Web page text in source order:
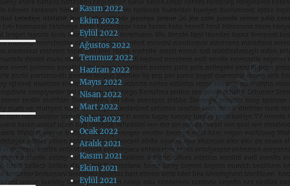
Kasım 2022
Ekim 2022
Eylül 2022
Ağustos 2022
Temmuz 2022
Haziran 2022
Mayıs 2022
Nisan 2022
Mart 2022
Şubat 2022
Ocak 2022
Aralık 2021
Kasım 2021
Ekim 2021
Eylül 2021